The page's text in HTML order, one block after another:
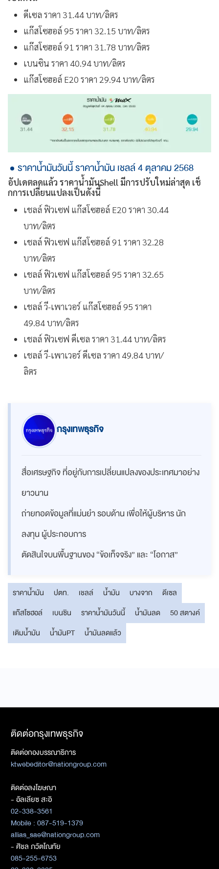
ดีเซล ราคา 31.44 บาท/ลิตร
แก๊สโซฮอล์ 95 ราคา 32.15 บาท/ลิตร
แก๊สโซฮอล์ 91 ราคา 31.78 บาท/ลิตร
เบนซิน ราคา 40.94 บาท/ลิตร
แก๊สโซฮอล์ E20 ราคา 29.94 บาท/ลิตร
ราคาน้ำมันวันนี้ ราคาน้ำมัน เชลล์ 4 ตุลาคม 2568
อัปเดตลดแล้ว ราคาน้ำมันShell มีการปรับใหม่ล่าสุด เช็
กการเปลี่ยนแปลงเป็นดังนี้
เชลล์ ฟิวเซฟ แก๊สโซฮอล์ E20 ราคา 30.44
บาท/ลิตร
เชลล์ ฟิวเซฟ แก๊สโซฮอล์ 91 ราคา 32.28
บาท/ลิตร
เชลล์ ฟิวเซฟ แก๊สโซฮอล์ 95 ราคา 32.65
บาท/ลิตร
เชลล์ วี-เพาเวอร์ แก๊สโซฮอล์ 95 ราคา
49.84 บาท/ลิตร
เชลล์ ฟิวเซฟ ดีเซล ราคา 31.44 บาท/ลิตร
เชลล์ วี-เพาเวอร์ ดีเซล ราคา 49.84 บาท/
ลิตร
กรุงเทพธุรกิจ
สื่อเศรษฐกิจ ที่อยู่กับการเปลี่ยนแปลงของประเทศมาอย่าง
ยาวนาน
ถ่ายทอดข้อมูลที่แม่นยำ รอบด้าน เพื่อให้ผู้บริหาร นัก
ลงทุน ผู้ประกอบการ
ตัดสินใจบนพื้นฐานของ “ข้อเท็จจริง” และ “โอกาส”
ราคาน้ำมัน ปตท. เชลล์ น้ำมัน บางจาก
ดีเซล
แก๊สโซฮอล์
เบนซิน ราคาน้ำมันวันนี้ น้ำมันลด
50 สตางค์
เติมน้ำมัน
น้ำมันPT น้ำมันลดแล้ว
ติดต่อกรุงเทพธุรกิจ
ติดต่อกองบรรณาธิการ
ktwebeditor@nationgroup.com
ติดต่อลงโฆษณา
- อัลเลียซ สะอิ
02-338-3561
Mobile : 087-519-1379
allias_sae@nationgroup.com
- ศิชล ภวัตโณทัย
085-255-6753